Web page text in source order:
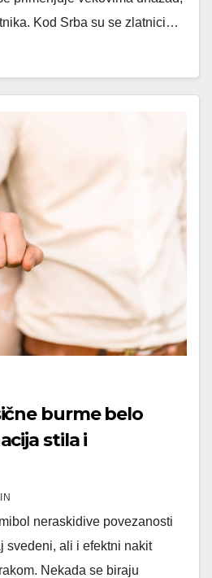
Kod Srba su se zlatnici…
burme belo
stila i
neraskidive povezanosti
svedeni, ali i efektni nakit
Nekada se biraju